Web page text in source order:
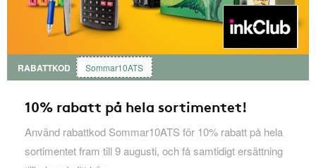
RABATTKOD Sommar10ATS
10% rabatt på hela sortimentet!
Använd rabattkod Sommar10ATS för 10% rabatt på hela
sortimentet fram till 9 augusti, och få samtidigt ersättning